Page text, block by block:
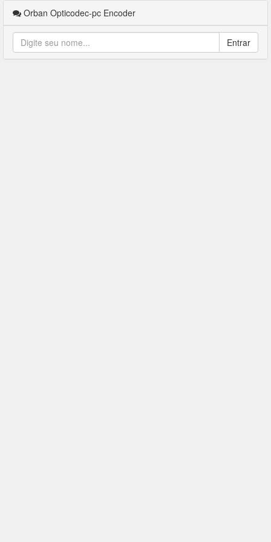
Orban Opticodec-pc Encoder